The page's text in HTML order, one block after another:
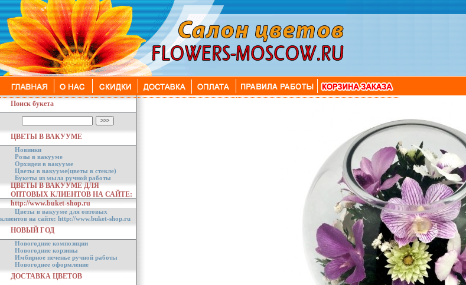
Поиск букета
ЦВЕТЫ В ВАКУУМЕ
Новинки
Розы в вакууме
Орхидеи в вакууме
Цветы в вакууме(цветы в стекле)
Букеты из мыла ручной работы
ЦВЕТЫ В ВАКУУМЕ ДЛЯ
ОПТОВЫХ КЛИЕНТОВ НА САЙТЕ:
http://www.buket-shop.ru
Цветы в вакууме для оптовых
клиентов на сайте: http://www.buket-shop.ru
НОВЫЙ ГОД
Новогодние композиции
Новогодние корзины
Имбирное печенье ручной работы
Новогоднее оформление
ДОСТАВКА ЦВЕТОВ